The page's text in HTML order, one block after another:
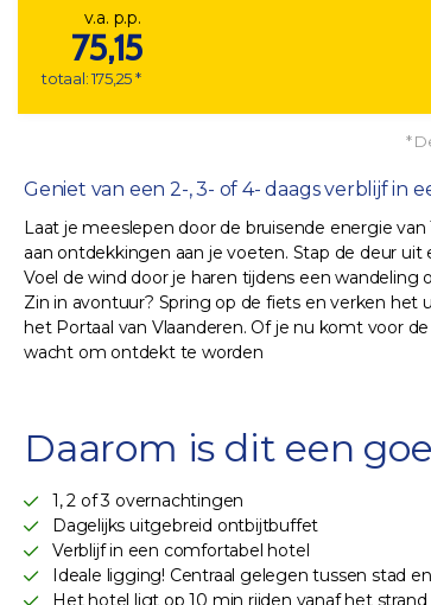
v.a. p.p.
75,15
totaal: 175,25 *
*
Geniet van een 2-, 3- of 4- daags verblijf in
Laat je meeslepen door de bruisende energie
aan ontdekkingen aan je voeten. Stap de deur
Voel de wind door je haren tijdens een
Zin in avontuur? Spring op de fiets en verken het
het Portaal van Vlaanderen. Of je nu komt voor
wacht om ontdekt te worden
Daarom is dit een
1, 2 of 3 overnachtingen
Dagelijks uitgebreid ontbijtbuffet
Verblijf in een comfortabel hotel
Ideale ligging! Centraal gelegen tussen stad
Het hotel ligt op 10 min rijden vanaf het strand